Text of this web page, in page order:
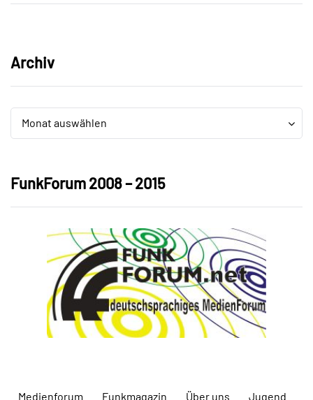
Archiv
Archiv
Monat auswählen
Archiv
FunkForum 2008 – 2015
Medienforum Funkmagazin Über uns Jugend